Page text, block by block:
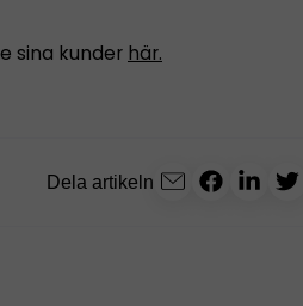
sina kunder här.
Dela artikeln